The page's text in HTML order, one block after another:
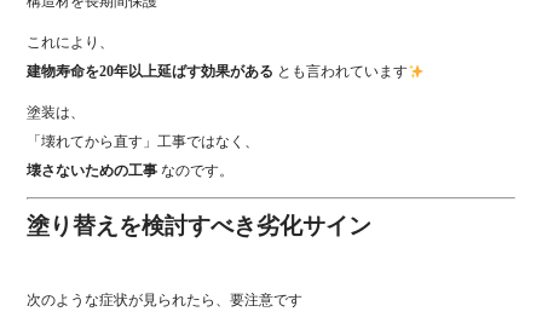
これにより、
建物寿命を20年以上延ばす効果がある とも言われています
塗装は、
「壊れてから直す」工事ではなく、
壊さないための工事 なのです。
塗り替えを検討すべき劣化サイン
次のような症状が見られたら、要注意です